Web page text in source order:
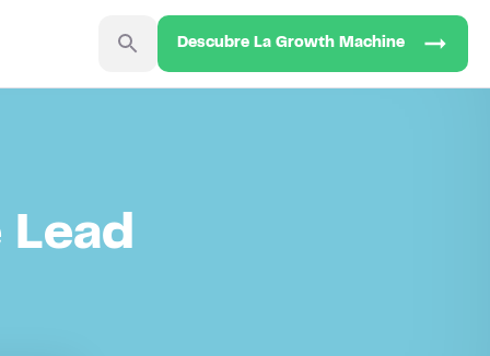
Descubre La Growth Machine